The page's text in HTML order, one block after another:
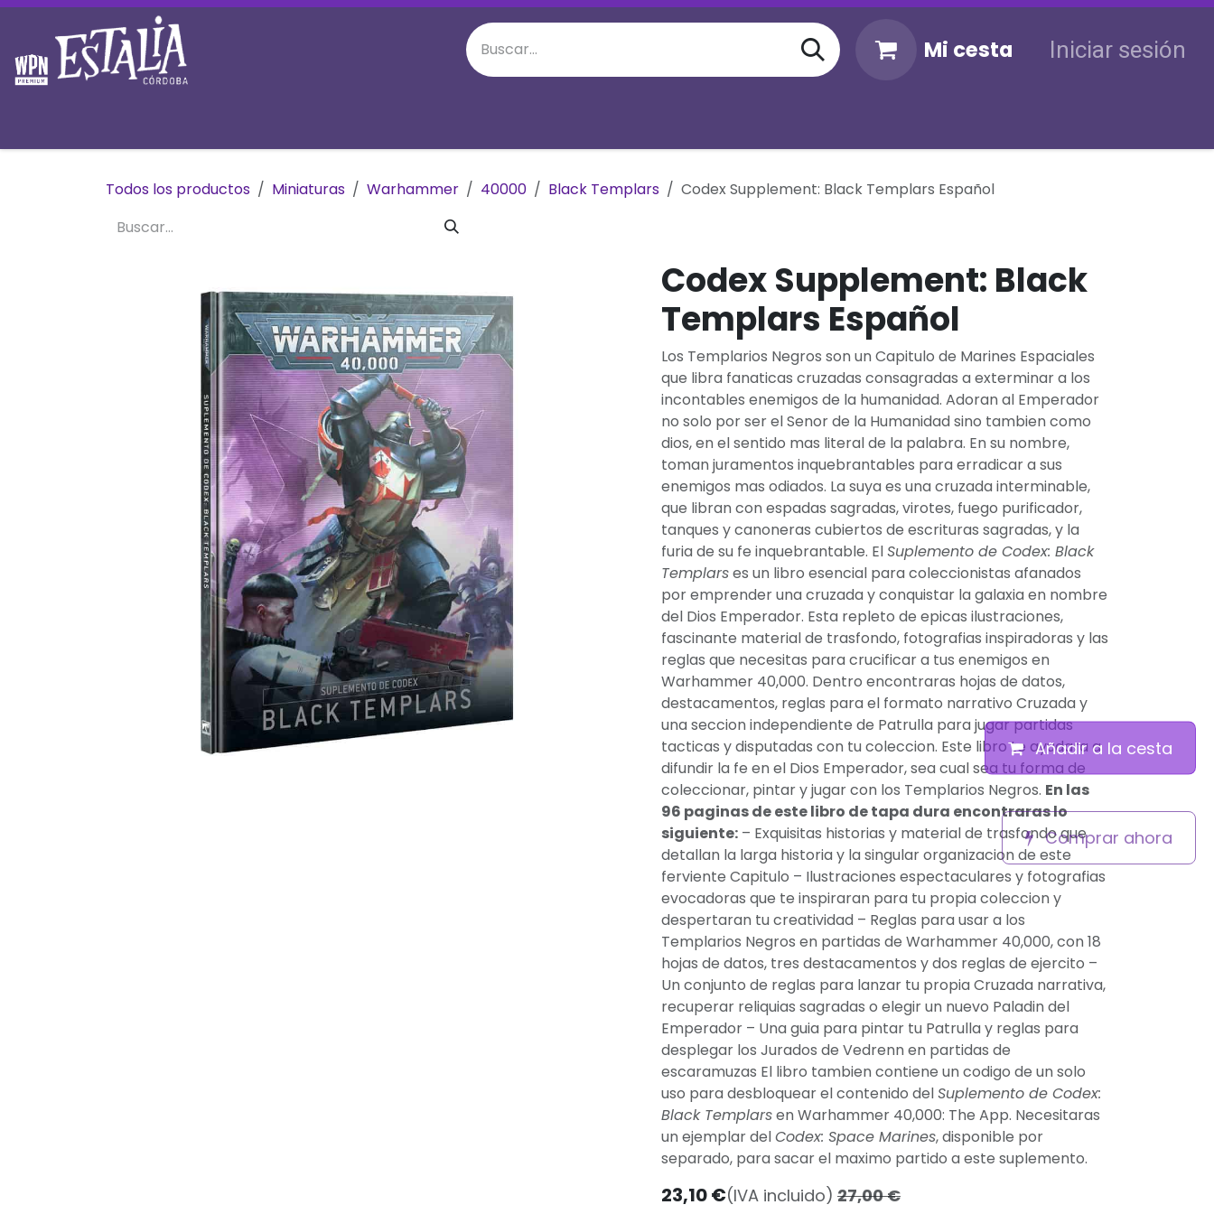
Ir al contenido
Mi cesta Iniciar sesión
Todos los productos Miniaturas Warhammer 40000 Black Templars Codex Supplement: Black Templars Español
Codex Supplement: Black
Templars Español
Los Templarios Negros son un Capitulo de Marines Espaciales
que libra fanaticas cruzadas consagradas a exterminar a los
incontables enemigos de la humanidad. Adoran al Emperador
no solo por ser el Senor de la Humanidad sino tambien como
dios, en el sentido mas literal de la palabra. En su nombre,
toman juramentos inquebrantables para erradicar a sus
enemigos mas odiados. La suya es una cruzada interminable,
que libran con espadas sagradas, virotes, fuego purificador,
tanques y canoneras cubiertos de escrituras sagradas, y la
furia de su fe inquebrantable. ElSuplemento de Codex: Black
Templarses un libro esencial para coleccionistas afanados
por emprender una cruzada y conquistar la galaxia en nombre
del Dios Emperador. Esta repleto de epicas ilustraciones,
fascinante material de trasfondo, fotografias inspiradoras y las
reglas que necesitas para crucificar a tus enemigos en
Warhammer 40,000. Dentro encontraras hojas de datos,
destacamentos, reglas para el formato narrativo Cruzada y
una seccion independiente de Patrulla para jugar partidas
tacticas y disputadas con tu coleccion. Este libro te ayudara a
difundir la fe en el Dios Emperador, sea cual sea tu forma de
coleccionar, pintar y jugar con los Templarios Negros. En las
96 paginas de este libro de tapa dura encontraras lo
siguiente: – Exquisitas historias y material de trasfondo que
detallan la larga historia y la singular organizacion de este
ferviente Capitulo – Ilustraciones espectaculares y fotografias
evocadoras que te inspiraran para tu propia coleccion y
despertaran tu creatividad – Reglas para usar a los
Templarios Negros en partidas de Warhammer 40,000, con 18
hojas de datos, tres destacamentos y dos reglas de ejercito –
Un conjunto de reglas para lanzar tu propia Cruzada narrativa,
recuperar reliquias sagradas o elegir un nuevo Paladin del
Emperador – Una guia para pintar tu Patrulla y reglas para
desplegar los Jurados de Vedrenn en partidas de
escaramuzas El libro tambien contiene un codigo de un solo
uso para desbloquear el contenido delSuplemento de Codex:
Black Templarsen Warhammer 40,000: The App. Necesitaras
un ejemplar delCodex: Space Marines, disponible por
separado, para sacar el maximo partido a este suplemento.
23,10€(IVA incluido) 27,00€
Añadir a la cesta
Comprar ahora